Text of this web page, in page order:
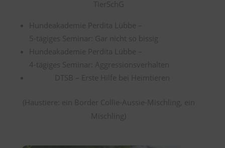
TierSchG
Hundeakademie Perdita Lübbe –
5-tägiges Seminar: Gar nicht so bissig
Hundeakademie Perdita Lübbe –
4-tägiges Seminar: Aggressionsverhalten
DTSB – Erste Hilfe bei Heimtieren
(Haustiere: ein Border Collie-Aussie-Mischling, ein
Mischling)